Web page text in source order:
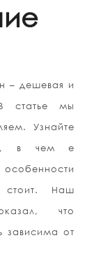
– дешевая и
статье мы
Узнайте
в чем е
стоит. Наш
что
зависима от